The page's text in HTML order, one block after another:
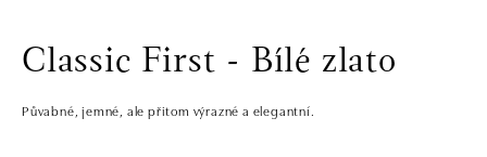
Classic First - Bílé zlato
Půvabné, jemné, ale přitom výrazné a elegantní.